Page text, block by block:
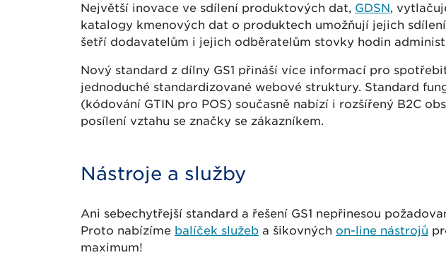
Největší inovace ve sdílení produktových dat, GDSN,
katalogy kmenových dat o produktech umožňují jejich
šetří dodavatelům i jejich odběratelům stovky hodin
Nový standard z dílny GS1 přináší více informací pro
jednoduché standardizované webové struktury. Standard
(kódování GTIN pro POS) současně nabízí i rozšířený B2C
posílení vztahu se značky se zákazníkem.
Nástroje a služby
Ani sebechytřejší standard a řešení GS1 nepřinesou
Proto nabízíme balíček služeb a šikovných on-line nástrojů
maximum!